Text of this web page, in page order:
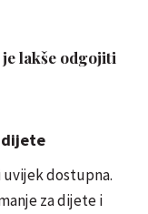
je lakše odgojiti
dijete
uvijek dostupna.
za dijete i